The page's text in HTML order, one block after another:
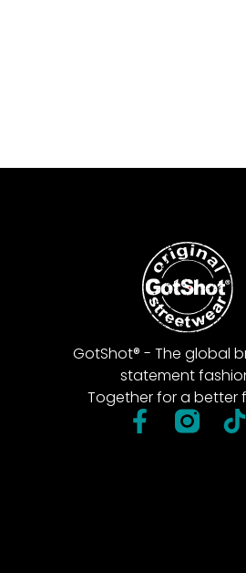
GotShot® - The global
statement
Together for a better